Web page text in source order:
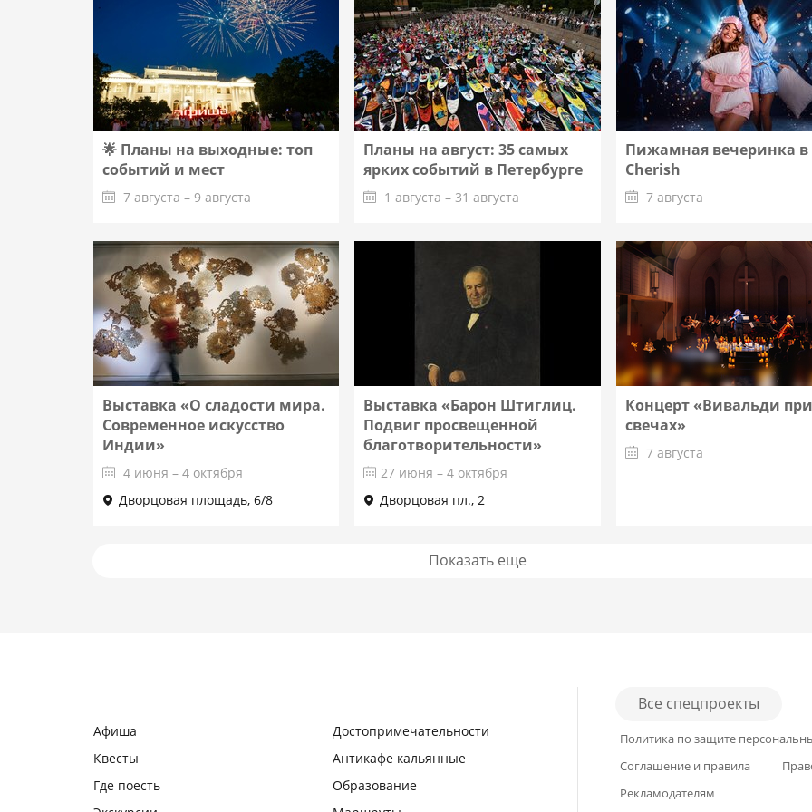
🌟 Планы на выходные: топ
событий и мест
7 августа – 9 августа
Подробнее
Планы на август: 35 самых
ярких событий в Петербурге
1 августа – 31 августа
Пижамная вечеринка в
Cherish
7 августа
Подробнее
Выставка «О сладости мира.
Современное искусство
Индии»
4 июня – 4 октября
Дворцовая площадь, 6/8
Выставка «Барон Штиглиц.
Подвиг просвещенной
благотворительности»
27 июня – 4 октября
Дворцовая пл., 2
Подробнее
Концерт «Вивальди при
свечах»
7 августа
Показать еще
Афиша
Квесты
Где поесть
Достопримечательности
Антикафе кальянные
Образование
Все спецпроекты
Политика по защите
Соглашение и правила
Рекламодателям